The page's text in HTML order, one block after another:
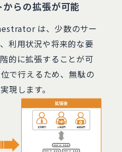
らの拡張が可能
は、少数のサー
利用状況や将来的な要
的に拡張することが可
で行えるため、無駄の
現します。